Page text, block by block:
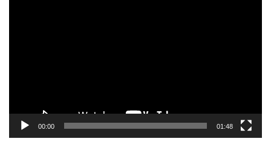
00:00 01:48